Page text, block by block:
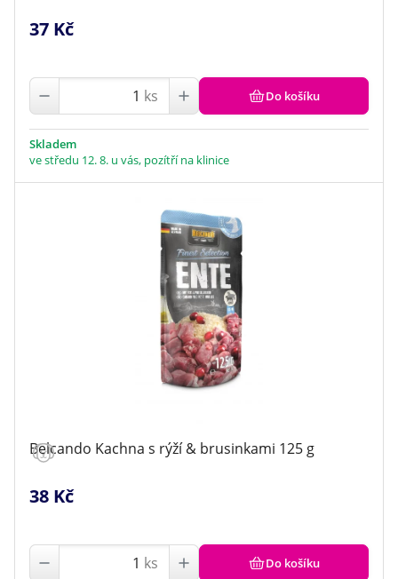
37 Kč
ks Do košíku
Skladem
ve středu 12. 8. u vás, pozítří na klinice
Belcando Kachna s rýží & brusinkami 125 g
38 Kč
ks Do košíku